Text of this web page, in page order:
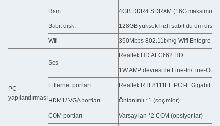
Ram: 4GB DDR4 SDRAM (16G maksimum)
Sabit disk: 128GB yüksek hızlı sabit durum diski
Wifi 350Mbps 802.11b/n/g Wifi Entegre
PC
yapılandırması
Ses
Realtek HD ALC662 HD
1W AMP devresi ile Line-In/Line-Out/
Ethernet portları Realtek RTL8111EL PCI-E Gigabit
HDM1/ VGA portları Öntanımlı *1 (seçimler)
COM portları Varsayılan *2 COM (opsiyonlar)